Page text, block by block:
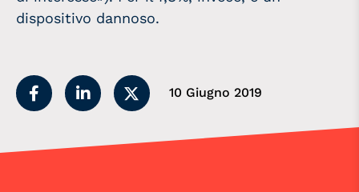
dispositivo dannoso.
10 Giugno 2019